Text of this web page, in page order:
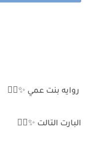
روايه بنت عمي ✨✌🏻
البارت التالت ✨✌🏻